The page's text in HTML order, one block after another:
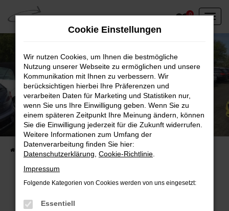
Zum
Hauptinhalt
springen
0
Unser Fahrzeugbestand vor Ort
Entdecken Sie unsere sofort verfügbaren
Fahrzeugangebote
Fehler: Network Error
Cookie Einstellungen
Wir nutzen Cookies, um Ihnen die bestmögliche
Nutzung unserer Webseite zu ermöglichen und unsere
Kommunikation mit Ihnen zu verbessern. Wir
berücksichtigen hierbei Ihre Präferenzen und
verarbeiten Daten für Marketing und Statistiken nur,
wenn Sie uns Ihre Einwilligung geben. Wenn Sie zu
einem späteren Zeitpunkt Ihre Meinung ändern, können
Sie die Einwilligung jederzeit für die Zukunft widerrufen.
Weitere Informationen zum Umfang der
Datenverarbeitung finden Sie hier:
Datenschutzerklärung Cookie-Richtlinie
Impressum
Folgende Kategorien von Cookies werden von uns eingesetzt:
Essentiell